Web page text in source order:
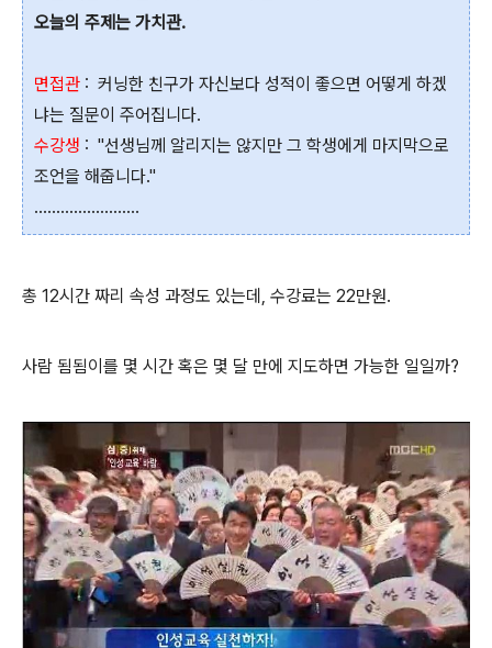
오늘의 주제는 가치관.
면접관 : 커닝한 친구가 자신보다 성적이 좋으면 어떻게 하겠
냐는 질문이 주어집니다.
수강생 : "선생님께 알리지는 않지만 그 학생에게 마지막으로
조언을 해줍니다."
........................
총 12시간 짜리 속성 과정도 있는데, 수강료는 22만원.
사람 됨됨이를 몇 시간 혹은 몇 달 만에 지도하면 가능한 일일까?